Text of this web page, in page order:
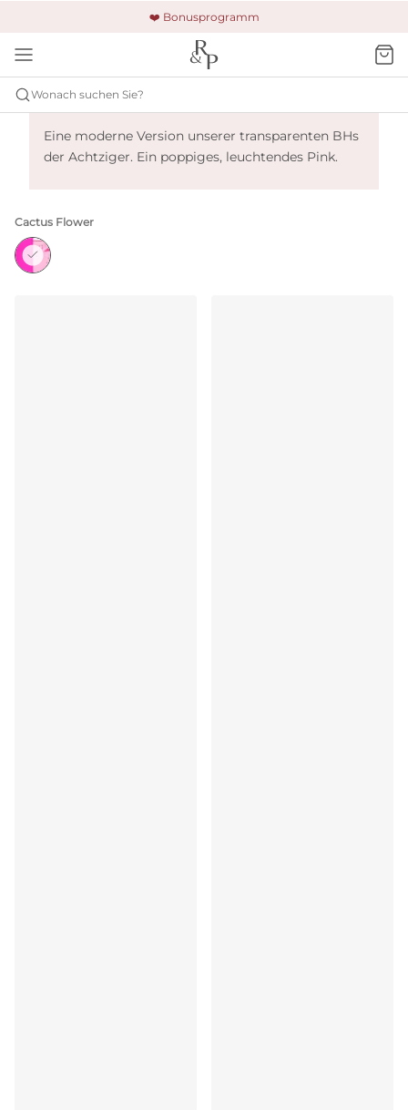
❤️ Bonusprogramm
🚚 Kostenloser Versand und Rückgabe
🔒 Gesicherte Zahlung
Wonach suchen Sie?
Marie Jo Etoile - Cactus Flower
Eine moderne Version unserer transparenten BHs
der Achtziger. Ein poppiges, leuchtendes Pink.
Cactus Flower